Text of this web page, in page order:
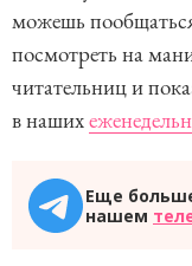
можешь
посмотреть на
читательниц и
в наших
Еще
нашем